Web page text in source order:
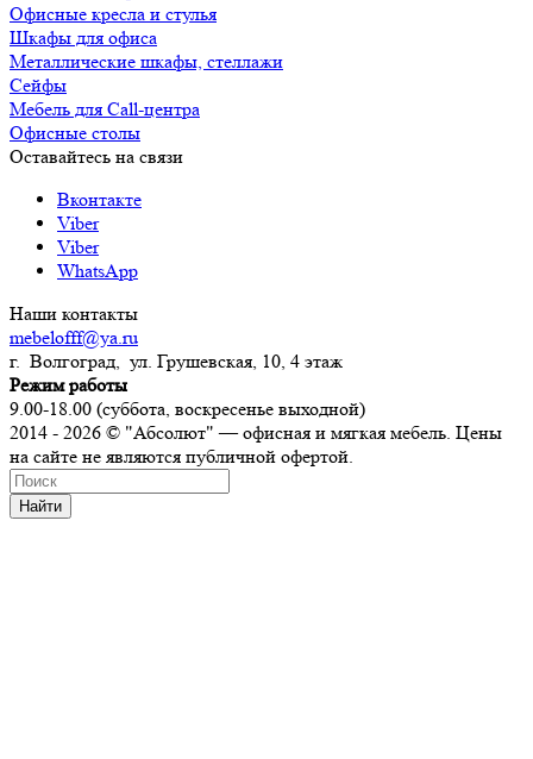
Офисные кресла и стулья
Шкафы для офиса
Металлические шкафы, стеллажи
Сейфы
Мебель для Call-центра
Офисные столы
Оставайтесь на связи
Вконтакте
Viber
Viber
WhatsApp
Наши контакты
mebelofff@ya.ru
г. Волгоград, ул. Грушевская, 10, 4 этаж
Режим работы
9.00-18.00 (суббота, воскресенье выходной)
2014 - 2026 © "Абсолют" — офисная и мягкая мебель. Цены
на сайте не являются публичной офертой.
Найти